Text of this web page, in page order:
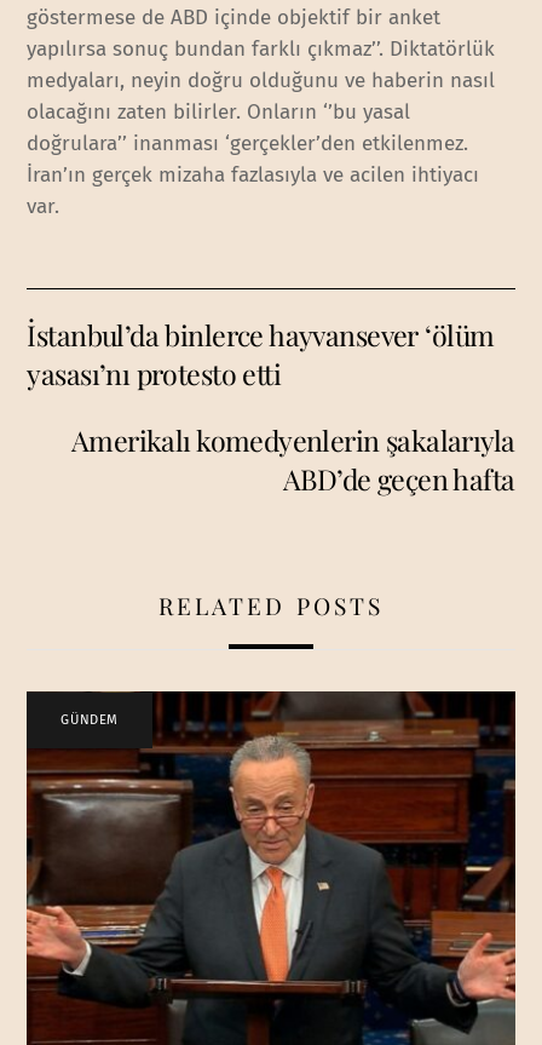
göstermese de ABD içinde objektif bir anket
yapılırsa sonuç bundan farklı çıkmaz’’. Diktatörlük
medyaları, neyin doğru olduğunu ve haberin nasıl
olacağını zaten bilirler. Onların ‘’bu yasal
doğrulara’’ inanması ‘gerçekler’den etkilenmez.
İran’ın gerçek mizaha fazlasıyla ve acilen ihtiyacı
var.
İstanbul’da binlerce hayvansever ‘ölüm
yasası’nı protesto etti
Amerikalı komedyenlerin şakalarıyla
ABD’de geçen hafta
RELATED POSTS
GÜNDEM